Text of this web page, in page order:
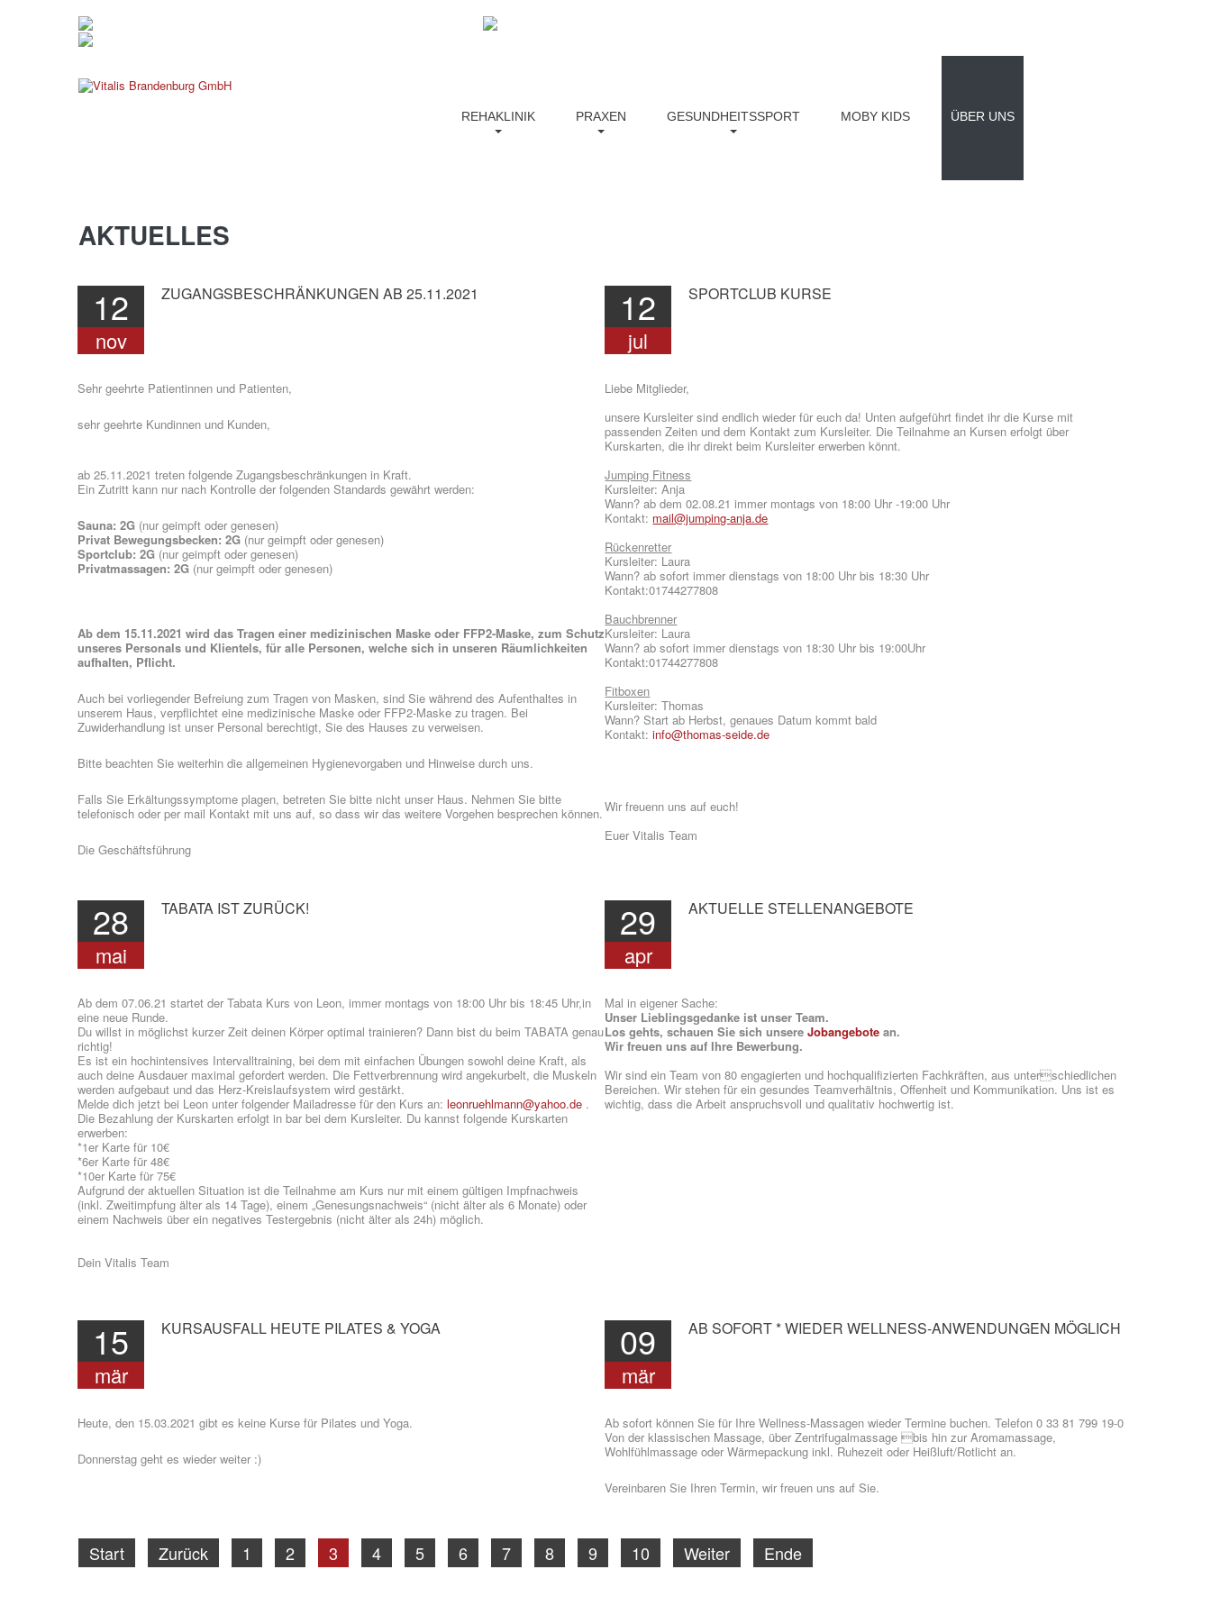
REHAKLINIK PRAXEN GESUNDHEITSSPORT MOBY KIDS ÜBER UNS
AKTUELLES
12
nov
ZUGANGSBESCHRÄNKUNGEN AB 25.11.2021
Sehr geehrte Patientinnen und Patienten,
sehr geehrte Kundinnen und Kunden,
ab 25.11.2021 treten folgende Zugangsbeschränkungen in Kraft.
Ein Zutritt kann nur nach Kontrolle der folgenden Standards gewährt werden:
Sauna: 2G (nur geimpft oder genesen)
Privat Bewegungsbecken: 2G (nur geimpft oder genesen)
Sportclub: 2G (nur geimpft oder genesen)
Privatmassagen: 2G (nur geimpft oder genesen)
Ab dem 15.11.2021 wird das Tragen einer medizinischen Maske oder FFP2-Maske, zum Schutz
unseres Personals und Klientels, für alle Personen, welche sich in unseren Räumlichkeiten
aufhalten, Pflicht.
Auch bei vorliegender Befreiung zum Tragen von Masken, sind Sie während des Aufenthaltes in
unserem Haus, verpflichtet eine medizinische Maske oder FFP2-Maske zu tragen. Bei
Zuwiderhandlung ist unser Personal berechtigt, Sie des Hauses zu verweisen.
Bitte beachten Sie weiterhin die allgemeinen Hygienevorgaben und Hinweise durch uns.
Falls Sie Erkältungssymptome plagen, betreten Sie bitte nicht unser Haus. Nehmen Sie bitte
telefonisch oder per mail Kontakt mit uns auf, so dass wir das weitere Vorgehen besprechen können.
Die Geschäftsführung
12
jul
SPORTCLUB KURSE
Liebe Mitglieder,
unsere Kursleiter sind endlich wieder für euch da! Unten aufgeführt findet ihr die Kurse mit
passenden Zeiten und dem Kontakt zum Kursleiter. Die Teilnahme an Kursen erfolgt über
Kurskarten, die ihr direkt beim Kursleiter erwerben könnt.
Jumping Fitness
Kursleiter: Anja
Wann? ab dem 02.08.21 immer montags von 18:00 Uhr -19:00 Uhr
Kontakt: mail@jumping-anja.de
Rückenretter
Kursleiter: Laura
Wann? ab sofort immer dienstags von 18:00 Uhr bis 18:30 Uhr
Kontakt:01744277808
Bauchbrenner
Kursleiter: Laura
Wann? ab sofort immer dienstags von 18:30 Uhr bis 19:00Uhr
Kontakt:01744277808
Fitboxen
Kursleiter: Thomas
Wann? Start ab Herbst, genaues Datum kommt bald
Kontakt:info@thomas-seide.de
Wir freuenn uns auf euch!
Euer Vitalis Team
28
mai
TABATA ISTZURÜCK!
Ab dem 07.06.21 startet der Tabata Kurs von Leon, immer montags von 18:00 Uhr bis 18:45 Uhr,in
eine neue Runde.
Du willst in möglichst kurzer Zeit deinen Körper optimal trainieren? Dann bist du beim TABATA genau
richtig!
Es ist ein hochintensives Intervalltraining, bei dem mit einfachen Übungen sowohl deine Kraft, als
auch deine Ausdauer maximal gefordert werden. Die Fettverbrennung wird angekurbelt, die Muskeln
werden aufgebaut und das Herz-Kreislaufsystem wird gestärkt.
Melde dich jetzt bei Leon unter folgender Mailadresse für den Kurs an: leonruehlmann@yahoo.de .
Die Bezahlung der Kurskarten erfolgt in bar bei dem Kursleiter. Du kannst folgende Kurskarten
erwerben:
*1er Karte für 10€
*6er Karte für 48€
*10er Karte für 75€
Aufgrund der aktuellen Situation ist die Teilnahme am Kurs nur mit einem gültigen Impfnachweis
(inkl. Zweitimpfung älter als 14 Tage), einem „Genesungsnachweis“ (nicht älter als 6 Monate) oder
einem Nachweis über ein negatives Testergebnis (nicht älter als 24h) möglich.
Dein Vitalis Team
29
apr
AKTUELLE STELLENANGEBOTE
Mal in eigener Sache:
Unser Lieblingsgedanke ist unser Team.
Los gehts, schauen Sie sich unsereJobangebote an.
Wir freuen uns auf Ihre Bewerbung.
Wir sind ein Team von 80 engagierten und hochqualifizierten Fachkräften, aus unterschiedlichen
Bereichen. Wir stehen für ein gesundes Teamverhältnis, Offenheit und Kommunikation. Uns ist es
wichtig, dass die Arbeit anspruchsvoll und qualitativ hochwertig ist.
15
mär
KURSAUSFALL HEUTE PILATES & YOGA
Heute, den 15.03.2021 gibt es keine Kurse für Pilates und Yoga.
Donnerstag geht es wieder weiter :)
09
mär
AB SOFORT*WIEDER WELLNESS-ANWENDUNGEN MÖGLICH
Ab sofort können Sie für Ihre Wellness-Massagen wieder Termine buchen. Telefon 0 33 81 799 19-0
Von der klassischen Massage, über Zentrifugalmassage bis hin zur Aromamassage,
Wohlfühlmassage oder Wärmepackung inkl. Ruhezeit oder Heißluft/Rotlicht an.
Vereinbaren Sie Ihren Termin, wir freuen uns auf Sie.
Start Zurück 1 2 3 4 5 6 7 8 9 10 Weiter Ende